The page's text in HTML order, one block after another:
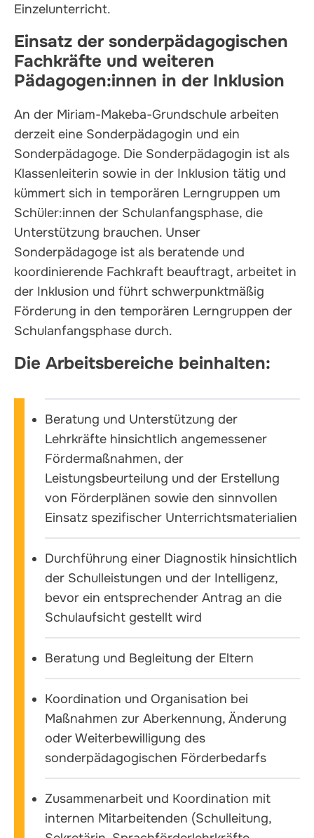
Einzelunterricht.
Einsatz der sonderpädagogischen
Fachkräfte und weiteren
Pädagogen:innen in der Inklusion
An der Miriam-Makeba-Grundschule arbeiten
derzeit eine Sonderpädagogin und ein
Sonderpädagoge. Die Sonderpädagogin ist als
Klassenleiterin sowie in der Inklusion tätig und
kümmert sich in temporären Lerngruppen um
Schüler:innen der Schulanfangsphase, die
Unterstützung brauchen. Unser
Sonderpädagoge ist als beratende und
koordinierende Fachkraft beauftragt, arbeitet in
der Inklusion und führt schwerpunktmäßig
Förderung in den temporären Lerngruppen der
Schulanfangsphase durch.
Die Arbeitsbereiche beinhalten:
Beratung und Unterstützung der
Lehrkräfte hinsichtlich angemessener
Fördermaßnahmen, der
Leistungsbeurteilung und der Erstellung
von Förderplänen sowie den sinnvollen
Einsatz spezifischer Unterrichtsmaterialien
Durchführung einer Diagnostik hinsichtlich
der Schulleistungen und der Intelligenz,
bevor ein entsprechender Antrag an die
Schulaufsicht gestellt wird
Beratung und Begleitung der Eltern
Koordination und Organisation bei
Maßnahmen zur Aberkennung, Änderung
oder Weiterbewilligung des
sonderpädagogischen Förderbedarfs
Zusammenarbeit und Koordination mit
internen Mitarbeitenden (Schulleitung,